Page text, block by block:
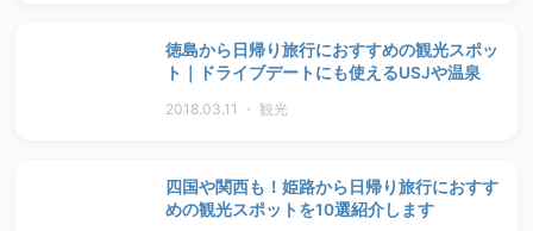
徳島から日帰り旅行におすすめの観光スポッ
ト｜ドライブデートにも使えるUSJや温泉
2018.03.11 ・ 観光
四国や関西も！姫路から日帰り旅行におすす
めの観光スポットを10選紹介します